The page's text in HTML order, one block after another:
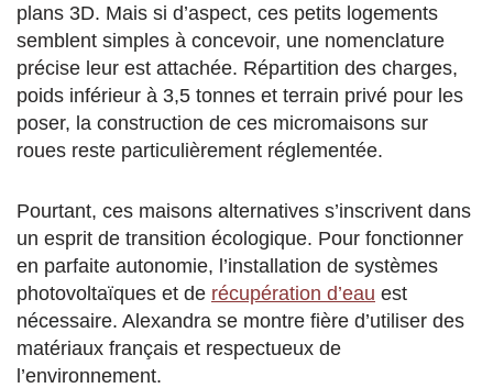
plans 3D. Mais si d’aspect, ces petits logements
semblent simples à concevoir, une nomenclature
précise leur est attachée. Répartition des charges,
poids inférieur à 3,5 tonnes et terrain privé pour les
poser, la construction de ces micromaisons sur
roues reste particulièrement réglementée.
Pourtant, ces maisons alternatives s’inscrivent dans
un esprit de transition écologique. Pour fonctionner
en parfaite autonomie, l’installation de systèmes
photovoltaïques et de récupération d’eau est
nécessaire. Alexandra se montre fière d’utiliser des
matériaux français et respectueux de
l’environnement.